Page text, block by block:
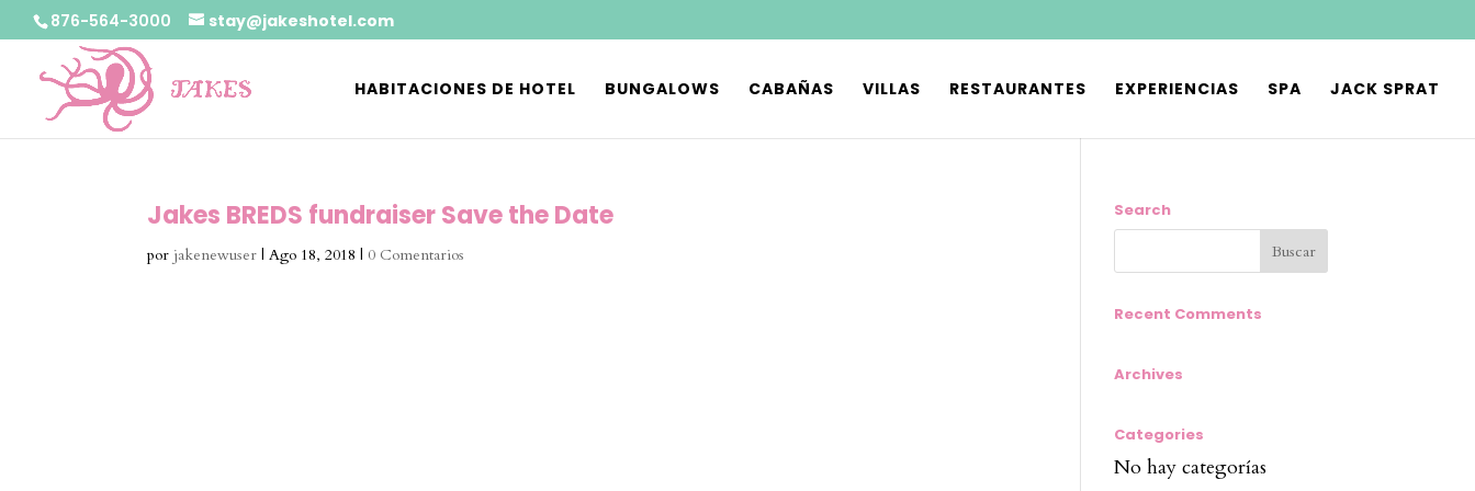
876-564-3000 stay@jakeshotel.com
HABITACIONES DE HOTEL BUNGALOWS CABAÑAS VILLAS RESTAURANTES EXPERIENCIAS SPA JACK SPRAT
Jakes BREDS fundraiser Save the Date
por jakenewuser |Ago 18, 2018 |0 Comentarios
Search
Recent Comments
Archives
Categories
No hay categorías